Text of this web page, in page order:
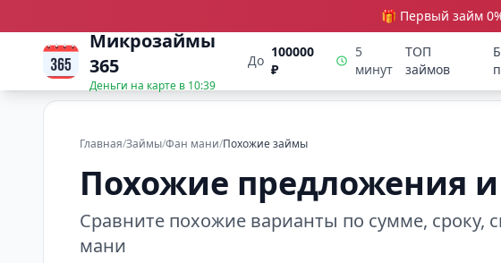
🎁 Первый займ
Микрозаймы
365
Деньги на карте в 10:39
До
100000
₽
5
минут
ТОП
займов
Главная/Займы/Фан мани/Похожие займы
Похожие предложения
Сравните похожие варианты по сумме, сроку,
мани